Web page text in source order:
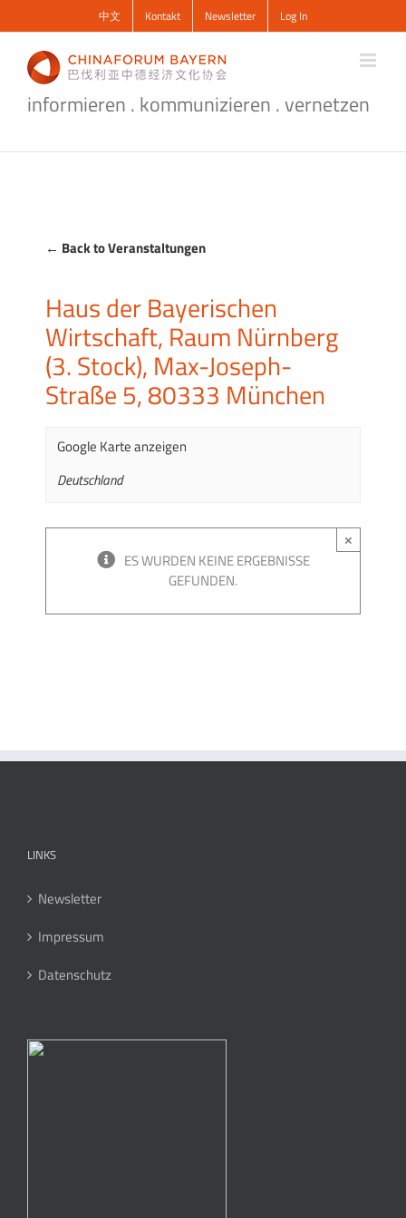
Inhalt
springen
中文 Kontakt Newsletter Log In
informieren . kommunizieren . vernetzen
← Back to Veranstaltungen
Haus der Bayerischen
Wirtschaft, Raum Nürnberg
(3. Stock), Max-Joseph-
Straße 5, 80333 München
Google Karte anzeigen
Deutschland
×
ES WURDEN KEINE ERGEBNISSE
GEFUNDEN.
LINKS
Newsletter
Impressum
Datenschutz